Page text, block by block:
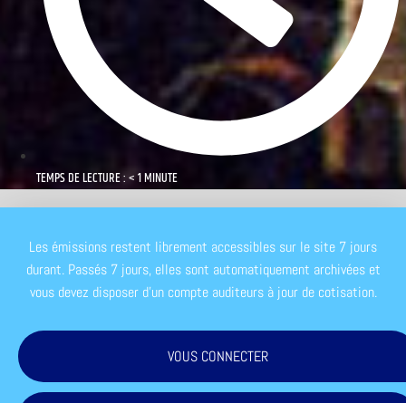
TEMPS DE LECTURE : < 1 MINUTE
Les émissions restent librement accessibles sur le site 7 jours
durant. Passés 7 jours, elles sont automatiquement archivées et
vous devez disposer d'un compte auditeurs à jour de cotisation.
VOUS CONNECTER